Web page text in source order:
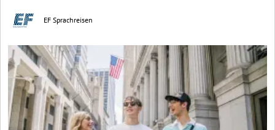
EF Sprachreisen